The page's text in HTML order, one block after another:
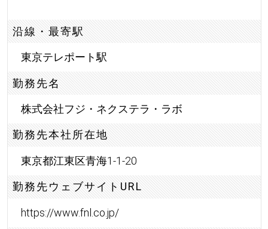
沿線・最寄駅
東京テレポート駅
勤務先名
株式会社フジ・ネクステラ・ラボ
勤務先本社所在地
東京都江東区青海1-1-20
勤務先ウェブサイトURL
https://www.fnl.co.jp/